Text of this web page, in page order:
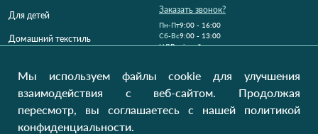
Для детей
Домашний текстиль
Заказать звонок?
Пн-Пт9:00 - 16:00
Cб-Вс9:00 - 13:00
НДВихідний
Україна, Луцьк, 43000
Наши обновления
Мы используем файлы cookie для улучшения
взаимодействия с веб-сайтом. Продолжая
пересмотр, вы соглашаетесь с нашей политикой
конфиденциальности.